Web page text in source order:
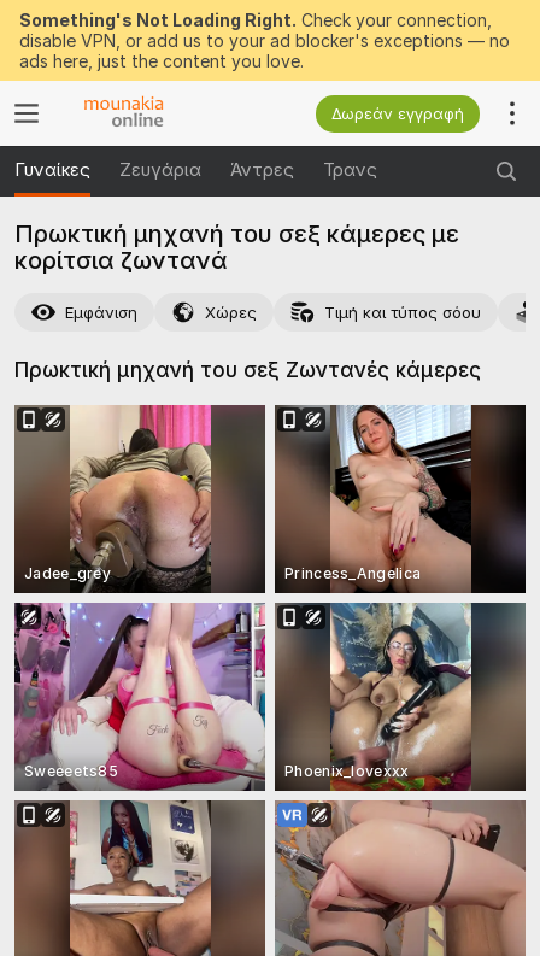
Something's Not Loading Right. Check your connection,
disable VPN, or add us to your ad blocker's exceptions — no
ads here, just the content you love.
Δωρεάν εγγραφή
Γυναίκες Ζευγάρια Άντρες Τρανς
Πρωκτική μηχανή του σεξ κάμερες με
κορίτσια ζωντανά
Εμφάνιση Χώρες Τιμή και τύπος σόου
Πρωκτική μηχανή του σεξ Ζωντανές κάμερες
Jadee_grey Princess_Angelica
Sweeeets85 Phoenix_lovexxx